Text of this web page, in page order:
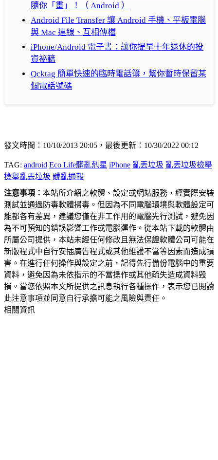
隨你「畫」！（ Android ）
Android File Transfer 讓 Android 手機、平板電腦
與 Mac 連線、互相傳檔
iPhone/Android 電子書：讓你提早十年退休的投
資祕籍
Qcktag 簡單快速的臨時電話簿，幫你暫時保留某
個電話號碼
發文時間：10/10/2013 20:05，最後更新：10/30/2022 00:12
TAG: android Eco Life髒亂剋星 iPhone 亂丟垃圾 亂丟垃圾檢舉
檢舉亂丟垃圾 髒亂通報
注意事項： 本站所介紹之軟體、設定或網站服務，經實際安裝
測試並通過防毒軟體掃毒。但因為不同電腦環境與軟體設定可
能都各有差異，建議您僅在非工作用的電腦先行測試，避免因
為不可預知的錯誤影響工作或電腦運作。從本站下載的軟體由
所屬公司提供，本站未經任何修改且無法保證軟體公司可能在
新版程式中自行安插廣告程式或其他維護不當等因素而造成損
害。在進行任何操作與設定之前，記得先行備份電腦中的重要
資料，避免因為未依指示的不當操作或其他疏失造成資料毀
損。當您依照本文所提供之訊息執行各種操作，表示您已閱讀
此注意事項並同意自行承擔可能之風險與責任。
相關資訊